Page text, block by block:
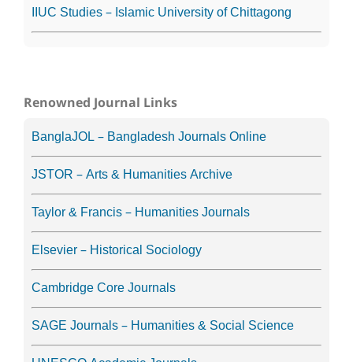
IIUC Studies – Islamic University of Chittagong
Renowned Journal Links
BanglaJOL – Bangladesh Journals Online
JSTOR – Arts & Humanities Archive
Taylor & Francis – Humanities Journals
Elsevier – Historical Sociology
Cambridge Core Journals
SAGE Journals – Humanities & Social Science